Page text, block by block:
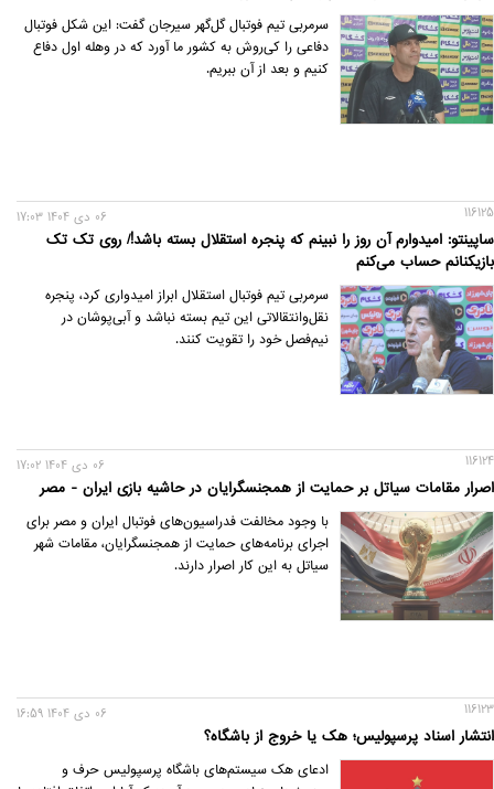
سرمربی تیم فوتبال گل‌گهر سیرجان گفت: این شکل فوتبال
دفاعی را کی‌روش به کشور ما آورد که در وهله اول دفاع
کنیم و بعد از آن ببریم.
116125
ساپینتو: امیدوارم آن روز را نبینم که پنجره استقلال بسته باشد!/ روی تک تک
بازیکنانم حساب می‌کنم
06 دی 1404 17:03
سرمربی تیم فوتبال استقلال ابراز امیدواری کرد، پنجره
نقل‌وانتقالاتی این تیم بسته نباشد و آبی‌پوشان در
نیم‌فصل خود را تقویت کنند.
116124
اصرار مقامات سیاتل بر حمایت از همجنسگرایان در حاشیه بازی ایران - مصر
06 دی 1404 17:02
با وجود مخالفت فدراسیون‌های فوتبال ایران و مصر برای
اجرای برنامه‌های حمایت از همجنسگرایان، مقامات شهر
سیاتل به این کار اصرار دارند.
116123
انتشار اسناد پرسپولیس؛ هک یا خروج از باشگاه؟
06 دی 1404 16:59
ادعای هک سیستم‌های باشگاه پرسپولیس حرف و